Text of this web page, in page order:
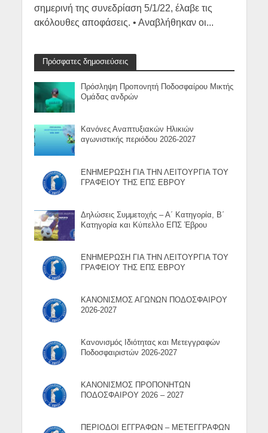
σημερινή της συνεδρίαση 5/1/22, έλαβε τις
ακόλουθες αποφάσεις. • Αναβλήθηκαν οι...
Πρόσφατες δημοσιεύσεις
Πρόσληψη Προπονητή Ποδοσφαίρου Μικτής
Ομάδας ανδρών
Κανόνες Αναπτυξιακών Ηλικιών
αγωνιστικής περιόδου 2026-2027
ΕΝΗΜΕΡΩΣΗ ΓΙΑ ΤΗΝ ΛΕΙΤΟΥΡΓΙΑ ΤΟΥ
ΓΡΑΦΕΙΟΥ ΤΗΣ ΕΠΣ ΕΒΡΟΥ
Δηλώσεις Συμμετοχής – Α΄ Κατηγορία, Β΄
Κατηγορία και Κύπελλο ΕΠΣ Έβρου
ΕΝΗΜΕΡΩΣΗ ΓΙΑ ΤΗΝ ΛΕΙΤΟΥΡΓΙΑ ΤΟΥ
ΓΡΑΦΕΙΟΥ ΤΗΣ ΕΠΣ ΕΒΡΟΥ
ΚΑΝΟΝΙΣΜΟΣ ΑΓΩΝΩΝ ΠΟΔΟΣΦΑΙΡΟΥ
2026-2027
Κανονισμός Ιδιότητας και Μετεγγραφών
Ποδοσφαιριστών 2026-2027
ΚΑΝΟΝΙΣΜΟΣ ΠΡΟΠΟΝΗΤΩΝ
ΠΟΔΟΣΦΑΙΡΟΥ 2026 – 2027
ΠΕΡΙΟΔΟΙ ΕΓΓΡΑΦΩΝ – ΜΕΤΕΓΓΡΑΦΩΝ